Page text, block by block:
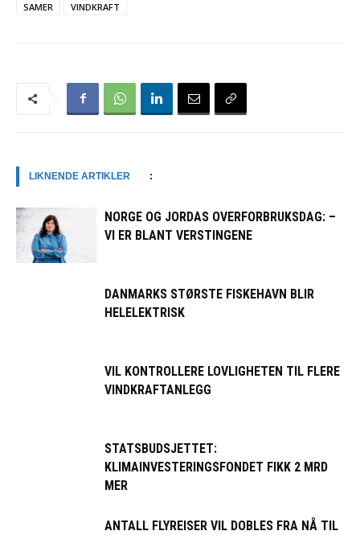
SAMER VINDKRAFT
LIKNENDE ARTIKLER :
NORGE OG JORDAS OVERFORBRUKSDAG: –
VI ER BLANT VERSTINGENE
DANMARKS STØRSTE FISKEHAVN BLIR
HELELEKTRISK
VIL KONTROLLERE LOVLIGHETEN TIL FLERE
VINDKRAFTANLEGG
STATSBUDSJETTET:
KLIMAINVESTERINGSFONDET FIKK 2 MRD
MER
ANTALL FLYREISER VIL DOBLES FRA NÅ TIL